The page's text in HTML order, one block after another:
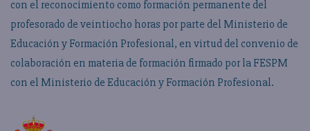
con el reconocimiento como formación permanente del
profesorado de veintiocho horas por parte del Ministerio de
Educación y Formación Profesional, en virtud del convenio de
colaboración en materia de formación firmado por la FESPM
con el Ministerio de Educación y Formación Profesional.